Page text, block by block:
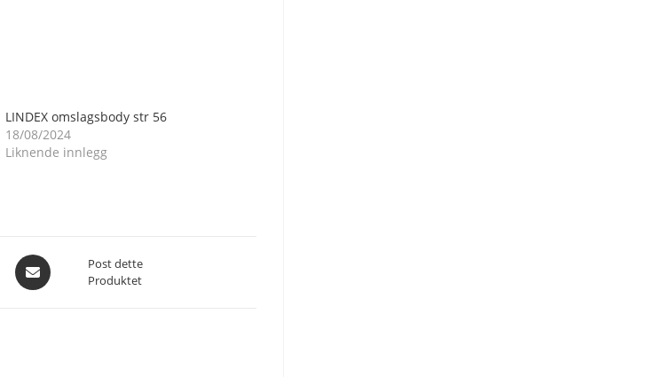
LINDEX omslagsbody str 56
18/08/2024
Liknende innlegg
Åpnes
i
Post dette
Produktet